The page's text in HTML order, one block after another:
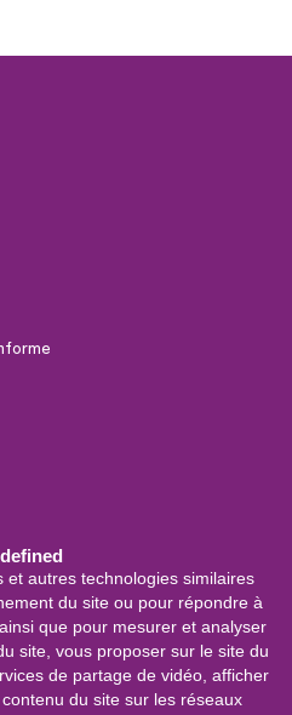
et autres technologies similaires
du site ou pour répondre à
que pour mesurer et analyser
site, vous proposer sur le site du
de partage de vidéo, afficher
du site sur les réseaux